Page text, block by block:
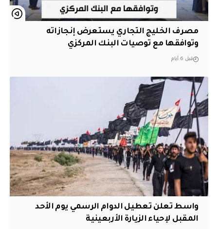
مصرف الخليج التجاري يستعرض إنجازاته
وتوافقها مع توصيات البنك المركزي
قبل 6 أيام
واسط تعلن تعطيل الدوام الرسمي يوم الأحد
المقبل لإحياء الزيارة الأربعينية